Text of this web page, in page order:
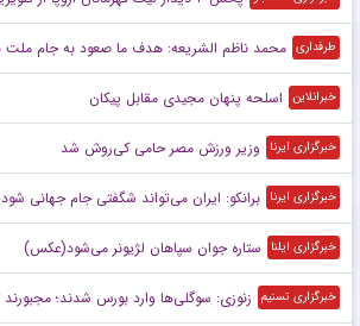
طرفداری محمد ناظم الشریعه: هدف ما صعود به جام
خبرانلاین اسلحه پنهان مجیدی مقابل پیکان
خبرگزاری ایرنا وزیر ورزش مصر حامی کی‌روش شد
خبرگزاری ایرنا برانکو: ایران می‌تواند شگفتی جام جهانی شود
خبرگزاری ایلنا ستاره جوان سپاهان لژیونر می‌شود(عکس)
خبرگزاری تسنیم زنوزی: سوگلی‌ها وارد بورس شدند؛ مجبورند تراکتور را هم به بورس ببرند/